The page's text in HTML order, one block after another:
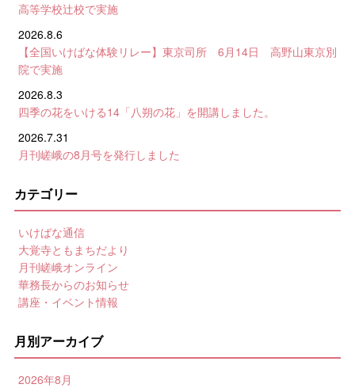
高等学校辻校で実施
2026.8.6
【全国いけばな体験リレー】東京司所 6月14日 高野山東京別
院で実施
2026.8.3
四季の花をいける14「八朔の花」を開講しました。
2026.7.31
月刊嵯峨の8月号を発行しました
カテゴリー
いけばな通信
大覚寺ともまちだより
月刊嵯峨オンライン
華務長からのお知らせ
講座・イベント情報
月別アーカイブ
2026年8月